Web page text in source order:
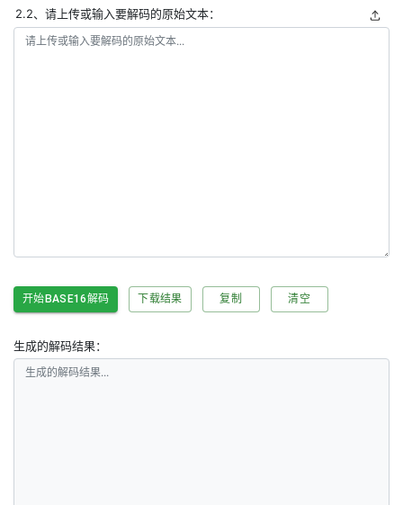
2.2、请上传或输入要解码的原始文本：
开始BASE16解码 下载结果 复制 清空
生成的解码结果：